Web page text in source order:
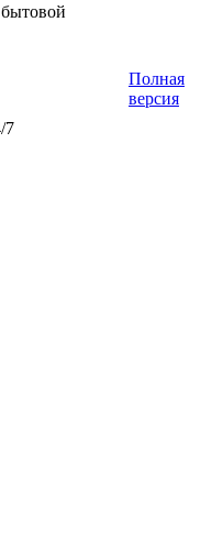
7
Полная
версия